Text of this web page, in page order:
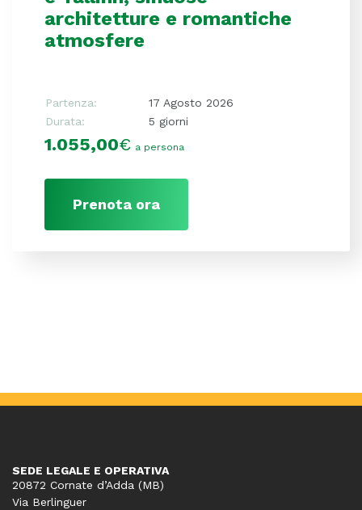
architetture e romantiche
atmosfere
Partenza:
17 Agosto 2026
Durata:
5 giorni
1.055,00€ a persona
Prenota ora
SEDE LEGALE E OPERATIVA
20872 Cornate d’Adda (MB)
Via Berlinguer